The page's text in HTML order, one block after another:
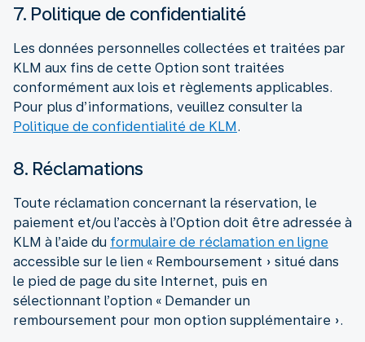
7. Politique de confidentialité
Les données personnelles collectées et traitées par
KLM aux fins de cette Option sont traitées
conformément aux lois et règlements applicables.
Pour plus d’informations, veuillez consulter la
Politique de confidentialité de KLM.
8. Réclamations
Toute réclamation concernant la réservation, le
paiement et/ou l’accès à l’Option doit être adressée à
KLM à l’aide du formulaire de réclamation en ligne
accessible sur le lien « Remboursement » situé dans
le pied de page du site Internet, puis en
sélectionnant l’option « Demander un
remboursement pour mon option supplémentaire ».